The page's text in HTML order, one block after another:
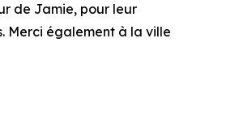
de Jamie, pour leur
Merci également à la ville